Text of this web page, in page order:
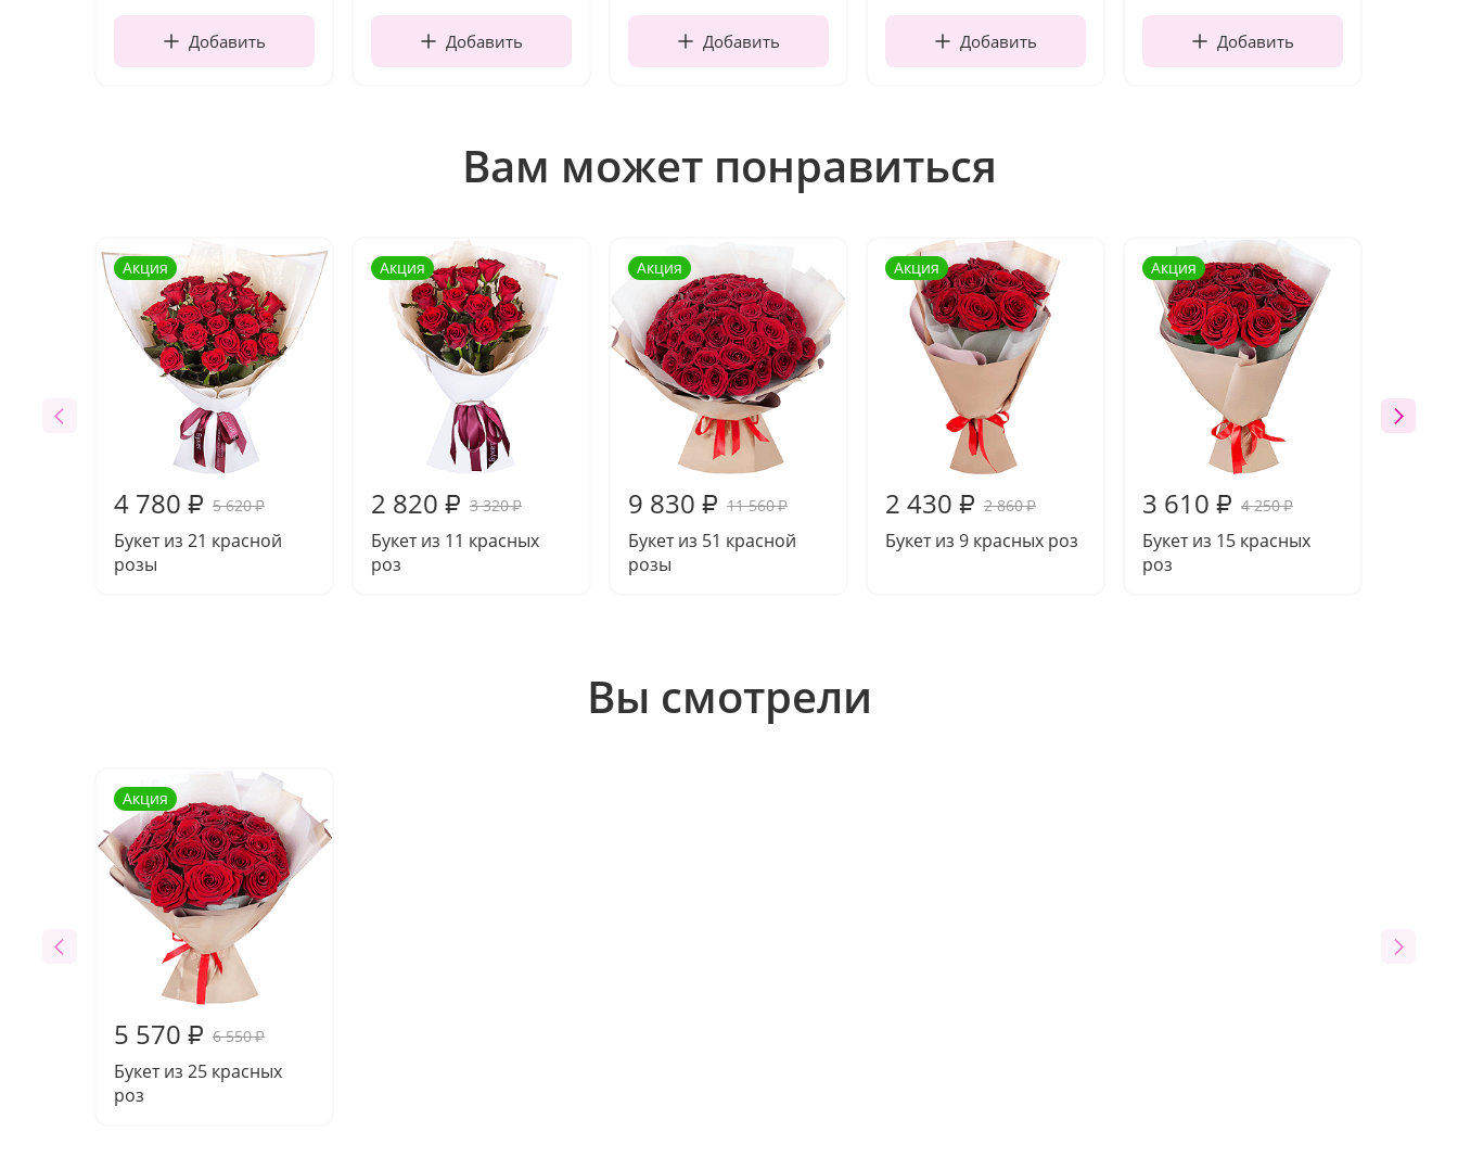
Добавить Добавить Добавить Добавить Добавить
Вам может понравиться
Акция
4 780 ₽ 5 620₽
Букет из 21 красной
розы
Акция
2 820 ₽ 3 320₽
Букет из 11 красных
роз
Акция
9 830 ₽ 11 560₽
Букет из 51 красной
розы
Акция
2 430 ₽ 2 860₽
Букет из 9 красных роз
Акция
3 610 ₽ 4 250₽
Букет из 15 красных
роз
Вы смотрели
Акция
5 570 ₽ 6 550₽
Букет из 25 красных
роз